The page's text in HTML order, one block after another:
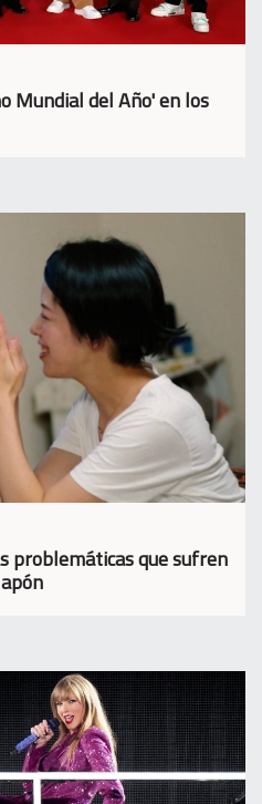
Mundial del Año' en los
problemáticas que sufren